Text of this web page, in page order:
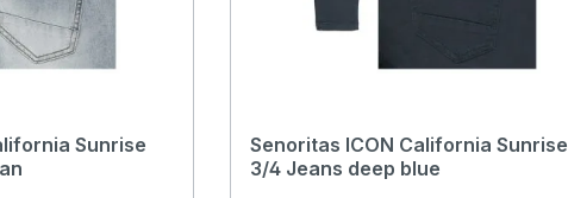
Sunrise
Senoritas ICON California Sunrise
3/4 Jeans deep blue